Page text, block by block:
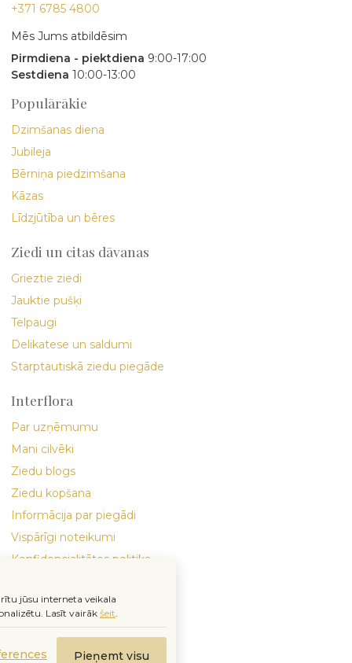
+371 6785 4800
Mēs Jums atbildēsim
Pirmdiena - piektdiena 9:00-17:00
Sestdiena 10:00-13:00
Populārākie
Dzimšanas diena
Jubileja
Bērniņa piedzimšana
Kāzas
Līdzjūtība un bēres
Ziedi un citas dāvanas
Grieztie ziedi
Jauktie pušķi
Telpaugi
Delikatese un saldumi
Starptautiskā ziedu piegāde
Interflora
Par uzņēmumu
Mani cilvēki
Ziedu blogs
Ziedu kopšana
Informācija par piegādi
Vispārīgi noteikumi
Konfidencialitātes politika
jūsu interneta veikala
Lasīt vairāk šeit.
Pieņemt visu